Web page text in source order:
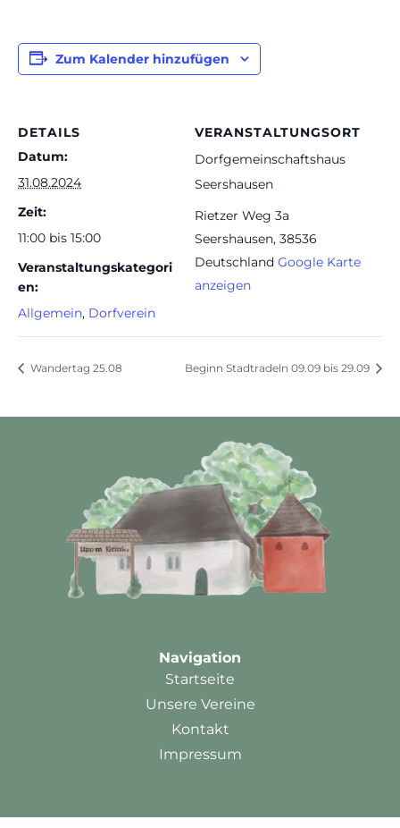
Zum Kalender hinzufügen
DETAILS
Datum:
31.08.2024
Zeit:
11:00 bis 15:00
Veranstaltungskategori
en:
Allgemein, Dorfverein
VERANSTALTUNGSORT
Dorfgemeinschaftshaus
Seershausen
Rietzer Weg 3a
Seershausen, 38536
Deutschland Google Karte
anzeigen
Wandertag 25.08 Beginn Stadtradeln 09.09 bis 29.09
Navigation
Startseite
Unsere Vereine
Kontakt
Impressum